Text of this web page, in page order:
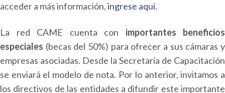
acceder a más información,ingrese aquí.
La red CAME cuenta con importantes beneficios
especiales (becas del 50%) para ofrecer a sus cámaras y
empresas asociadas. Desde la Secretaría de Capacitación
se enviará el modelo de nota. Por lo anterior, invitamos a
los directivos de las entidades a difundir este importante